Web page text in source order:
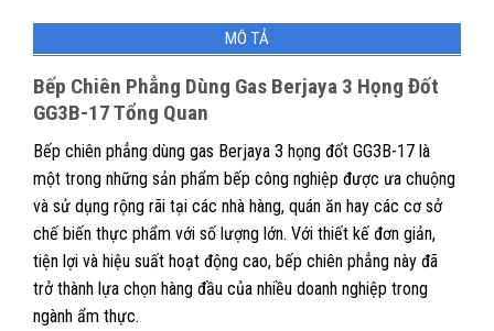
MÔ TẢ
Bếp Chiên Phẳng Dùng Gas Berjaya 3 Họng Đốt
GG3B-17 Tổng Quan
Bếp chiên phẳng dùng gas Berjaya 3 họng đốt GG3B-17 là
một trong những sản phẩm bếp công nghiệp được ưa chuộng
và sử dụng rộng rãi tại các nhà hàng, quán ăn hay các cơ sở
chế biến thực phẩm với số lượng lớn. Với thiết kế đơn giản,
tiện lợi và hiệu suất hoạt động cao, bếp chiên phẳng này đã
trở thành lựa chọn hàng đầu của nhiều doanh nghiệp trong
ngành ẩm thực.